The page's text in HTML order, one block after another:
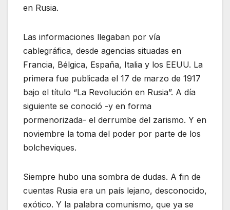
en Rusia.
Las informaciones llegaban por vía
cablegráfica, desde agencias situadas en
Francia, Bélgica, España, Italia y los EEUU. La
primera fue publicada el 17 de marzo de 1917
bajo el título “La Revolución en Rusia”. A día
siguiente se conoció -y en forma
pormenorizada- el derrumbe del zarismo. Y en
noviembre la toma del poder por parte de los
bolcheviques.
Siempre hubo una sombra de dudas. A fin de
cuentas Rusia era un país lejano, desconocido,
exótico. Y la palabra comunismo, que ya se